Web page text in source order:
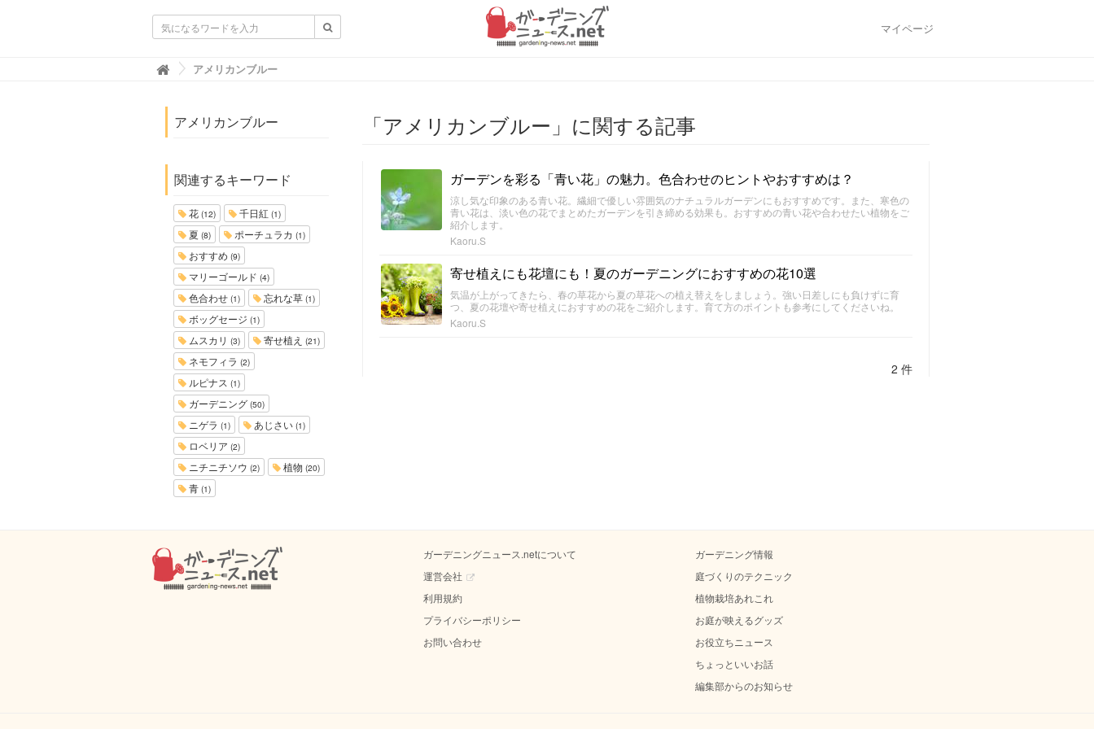
マイページ
ガーデニングニュース.net
アメリカンブルー
アメリカンブルー
関連するキーワード
花 (12) 千日紅 (1)
夏 (8) ポーチュラカ (1)
おすすめ (9)
マリーゴールド (4)
色合わせ (1) 忘れな草 (1)
ボッグセージ (1)
ムスカリ (3) 寄せ植え (21)
ネモフィラ (2)
ルピナス (1)
ガーデニング (50)
ニゲラ (1) あじさい (1)
ロベリア (2)
ニチニチソウ (2) 植物 (20)
青 (1)
「アメリカンブルー」に関する記事
ガーデンを彩る「青い花」の魅力。色合わせのヒントやおすすめは？
涼し気な印象のある青い花。繊細で優しい雰囲気のナチュラルガーデンにもおすすめです。また、寒色の
青い花は、淡い色の花でまとめたガーデンを引き締める効果も。おすすめの青い花や合わせたい植物をご
紹介します。
Kaoru.S
寄せ植えにも花壇にも！夏のガーデニングにおすすめの花10選
気温が上がってきたら、春の草花から夏の草花への植え替えをしましょう。強い日差しにも負けずに育
つ、夏の花壇や寄せ植えにおすすめの花をご紹介します。育て方のポイントも参考にしてくださいね。
Kaoru.S
2 件
ガーデニングニュース.netについて
運営会社
利用規約
プライバシーポリシー
お問い合わせ
ガーデニング情報
庭づくりのテクニック
植物栽培あれこれ
お庭が映えるグッズ
お役立ちニュース
ちょっといいお話
編集部からのお知らせ